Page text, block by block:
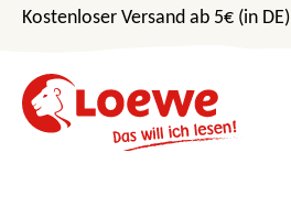
Hauptinhalt springen
Zur Suche springen
Zur Hauptnavigation springen
Kostenloser Versand ab 5€ (in DE)